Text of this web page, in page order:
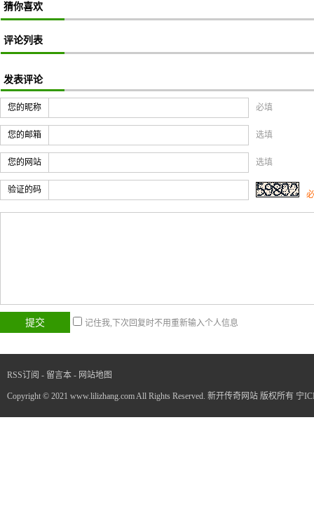
猜你喜欢
评论列表
发表评论
您的昵称 必填
您的邮箱 选填
您的网站 选填
验证的码
记住我,下次回复时不用重新输入个人信息
RSS订阅 - 留言本 - 网站地图
Copyright © 2021 www.lilizhang.com All Rights Reserved. 新开传奇网站 版权所有 宁